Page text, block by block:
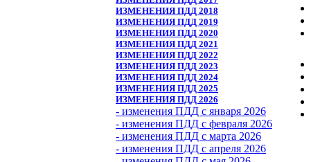
ИЗМЕНЕНИЯ ПДД 2018
ИЗМЕНЕНИЯ ПДД 2019
ИЗМЕНЕНИЯ ПДД 2020
ИЗМЕНЕНИЯ ПДД 2021
ИЗМЕНЕНИЯ ПДД 2022
ИЗМЕНЕНИЯ ПДД 2023
ИЗМЕНЕНИЯ ПДД 2024
ИЗМЕНЕНИЯ ПДД 2025
ИЗМЕНЕНИЯ ПДД 2026
- изменения ПДД с января 2026
- изменения ПДД с февраля 2026
- изменения ПДД с марта 2026
- изменения ПДД с апреля 2026